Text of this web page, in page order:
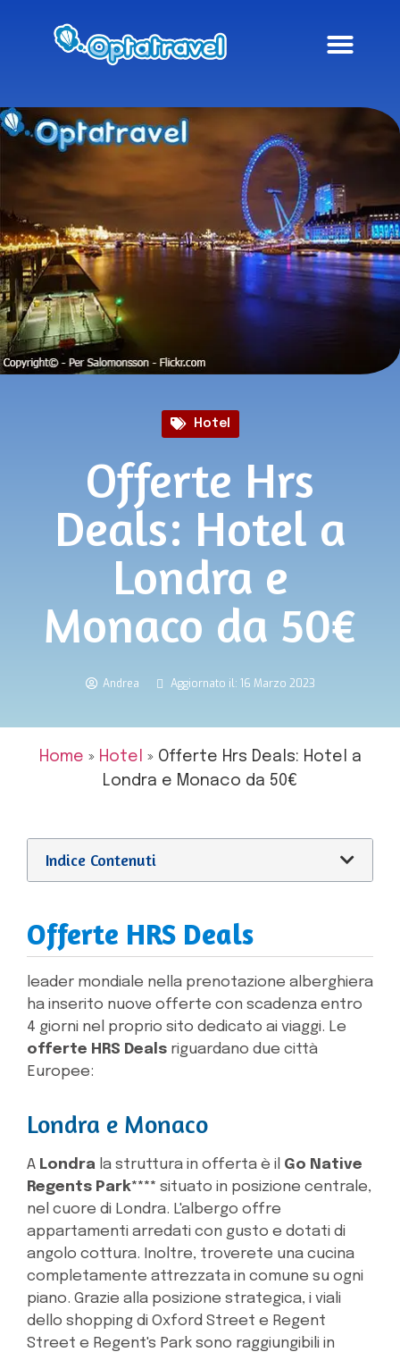
Hotel
Offerte Hrs
Deals: Hotel a
Londra e
Monaco da 50€
Andrea Aggiornato il: 16 Marzo 2023
Home » Hotel » Offerte Hrs Deals: Hotel a
Londra e Monaco da 50€
Indice Contenuti
Offerte HRS Deals
leader mondiale nella prenotazione alberghiera
ha inserito nuove offerte con scadenza entro
4 giorni nel proprio sito dedicato ai viaggi. Le
offerte HRS Deals riguardano due città
Europee:
Londra e Monaco
A Londra la struttura in offerta è il Go Native
Regents Park**** situato in posizione centrale,
nel cuore di Londra. L'albergo offre
appartamenti arredati con gusto e dotati di
angolo cottura. Inoltre, troverete una cucina
completamente attrezzata in comune su ogni
piano. Grazie alla posizione strategica, i viali
dello shopping di Oxford Street e Regent
Street e Regent's Park sono raggiungibili in